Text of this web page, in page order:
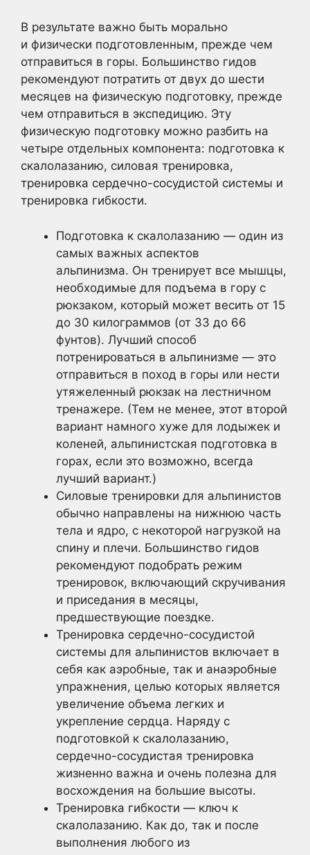
В результате важно быть морально
и физически подготовленным, прежде чем
отправиться в горы. Большинство гидов
рекомендуют потратить от двух до шести
месяцев на физическую подготовку, прежде
чем отправиться в экспедицию. Эту
физическую подготовку можно разбить на
четыре отдельных компонента: подготовка к
скалолазанию, силовая тренировка,
тренировка сердечно-сосудистой системы и
тренировка гибкости.
Подготовка к скалолазанию — один из
самых важных аспектов
альпинизма. Он тренирует все мышцы,
необходимые для подъема в гору с
рюкзаком, который может весить от 15
до 30 килограммов (от 33 до 66
фунтов). Лучший способ
потренироваться в альпинизме — это
отправиться в поход в горы или нести
утяжеленный рюкзак на лестничном
тренажере. (Тем не менее, этот второй
вариант намного хуже для лодыжек и
коленей, альпинистская подготовка в
горах, если это возможно, всегда
лучший вариант.)
Силовые тренировки для альпинистов
обычно направлены на нижнюю часть
тела и ядро, с некоторой нагрузкой на
спину и плечи. Большинство гидов
рекомендуют подобрать режим
тренировок, включающий скручивания
и приседания в месяцы,
предшествующие поездке.
Тренировка сердечно-сосудистой
системы для альпинистов включает в
себя как аэробные, так и анаэробные
упражнения, целью которых является
увеличение объема легких и
укрепление сердца. Наряду с
подготовкой к скалолазанию,
сердечно-сосудистая тренировка
жизненно важна и очень полезна для
восхождения на большие высоты.
Тренировка гибкости — ключ к
скалолазанию. Как до, так и после
выполнения любого из